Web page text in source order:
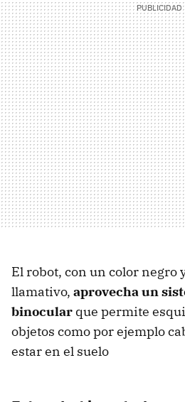
El robot, con un color negro
llamativo, aprovecha un
binocular que permite
objetos como por ejemplo
estar en el suelo